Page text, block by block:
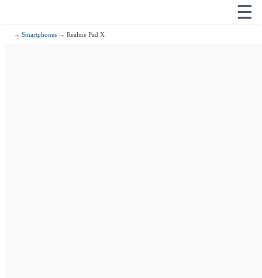
☰
→Smartphones → Realme Pad X